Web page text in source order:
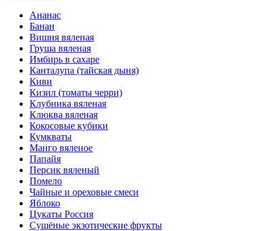
Ананас
Банан
Вишня вяленая
Груша вяленая
Имбирь в сахаре
Канталупа (тайская дыня)
Киви
Кизил (томаты черри)
Клубника вяленая
Клюква вяленая
Кокосовые кубики
Кумкваты
Манго вяленое
Папайя
Персик вяленый
Помело
Чайные и ореховые смеси
Яблоко
Цукаты Россия
Сушёные экзотические фрукты